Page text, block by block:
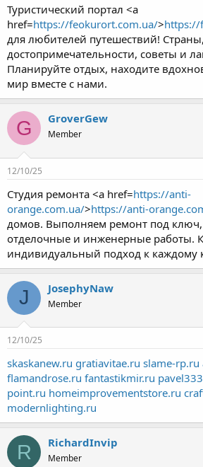
Туристический портал <a
href=https://feokurort.com.ua/>https://
для любителей путешествий!
достопримечательности, советы и
Планируйте отдых, находите
мир вместе с нами.
G GroverGew
Member
12/10/25
Студия ремонта <a href=https://anti-
orange.com.ua/>https://anti-
домов. Выполняем ремонт под
отделочные и инженерные работы.
индивидуальный подход к каждому
J JosephyNaw
Member
12/10/25
skaskanew.ru gratiavitae.ru slame-rp.ru
flamandrose.ru fantastikmir.ru
point.ru homeimprovementstore.ru
modernlighting.ru
R RichardInvip
Member